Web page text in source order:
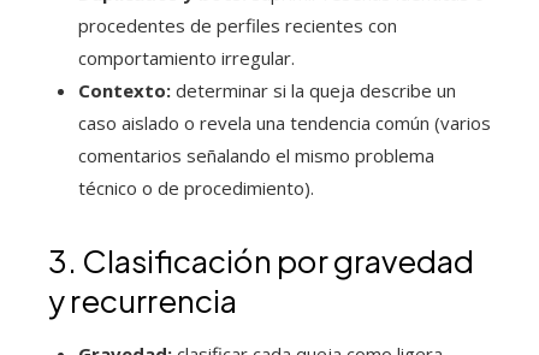
procedentes de perfiles recientes con
comportamiento irregular.
Contexto: determinar si la queja describe un
caso aislado o revela una tendencia común (varios
comentarios señalando el mismo problema
técnico o de procedimiento).
3. Clasificación por gravedad
y recurrencia